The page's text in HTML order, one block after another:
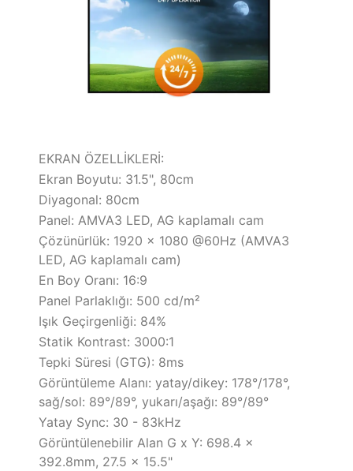
EKRAN ÖZELLİKLERİ:
Ekran Boyutu: 31.5", 80cm
Diyagonal: 80cm
Panel: AMVA3 LED, AG kaplamalı cam
Çözünürlük: 1920 x 1080 @60Hz (AMVA3
LED, AG kaplamalı cam)
En Boy Oranı: 16:9
Panel Parlaklığı: 500 cd/m²
Işık Geçirgenliği: 84%
Statik Kontrast: 3000:1
Tepki Süresi (GTG): 8ms
Görüntüleme Alanı: yatay/dikey: 178°/178°,
sağ/sol: 89°/89°, yukarı/aşağı: 89°/89°
Yatay Sync: 30 - 83kHz
Görüntülenebilir Alan G x Y: 698.4 x
392.8mm, 27.5 x 15.5"